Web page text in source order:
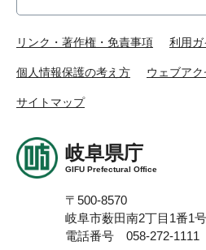
リンク・著作権・免責事項 利用ガ
個人情報保護の考え方 ウェブア
サイトマップ
岐阜県庁
GIFU Prefectural Office
〒500-8570
岐阜市薮田南2丁目1番1号
電話番号 058-272-1111